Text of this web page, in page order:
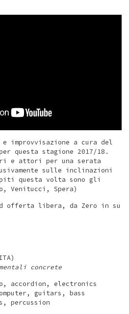
improvvisazione a cura del
questa stagione 2017/18.
e attori per una serata
sulle inclinazioni
questa volta sono gli
Venitucci, Spera)
ad offerta libera, da Zero in su
concrete
accordion, electronics
guitars, bass
percussion